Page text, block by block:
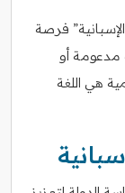
فرصة
مدعومة أو
هي اللغة